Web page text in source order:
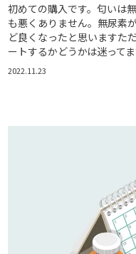
初めての購入です。匂いは
も悪くありません。無尿素
ど良くなったと思いますた
ートするかどうかは迷ってま
2022.11.23